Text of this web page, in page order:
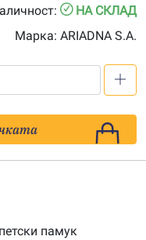
НА СКЛАД
Марка: ARIADNA S.A.
памук